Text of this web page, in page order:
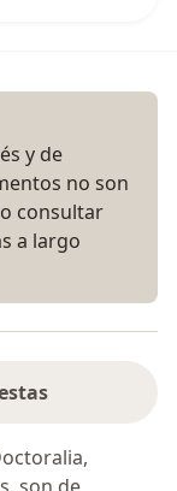
y de
no son
consultar
a largo